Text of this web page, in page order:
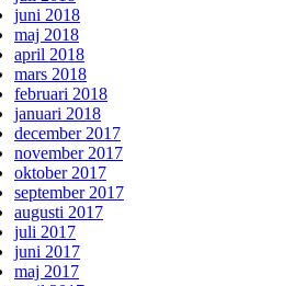
juni 2018
maj 2018
april 2018
mars 2018
februari 2018
januari 2018
december 2017
november 2017
oktober 2017
september 2017
augusti 2017
juli 2017
juni 2017
maj 2017